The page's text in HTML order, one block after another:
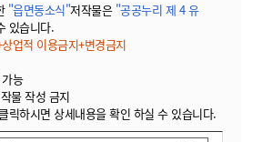
"읍면동소식"저작물은 "공공누리 제 4 유
있습니다.
업적 이용금지+변경금지
능
물 작성 금지
릭하시면 상세내용을 확인 하실 수 있습니다.